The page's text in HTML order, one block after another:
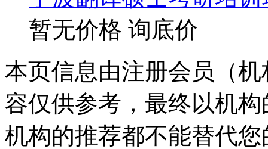
暂无价格 询底价
本页信息由注册会员（
容仅供参考，最终以机
机构的推荐都不能替代